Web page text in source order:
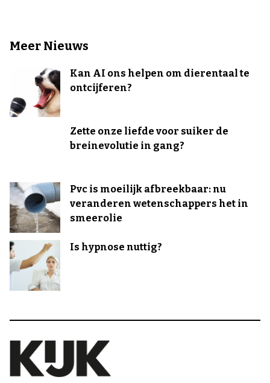
Meer Nieuws
Kan AI ons helpen om dierentaal te
ontcijferen?
Zette onze liefde voor suiker de
breinevolutie in gang?
Pvc is moeilijk afbreekbaar: nu
veranderen wetenschappers het in
smeerolie
Is hypnose nuttig?